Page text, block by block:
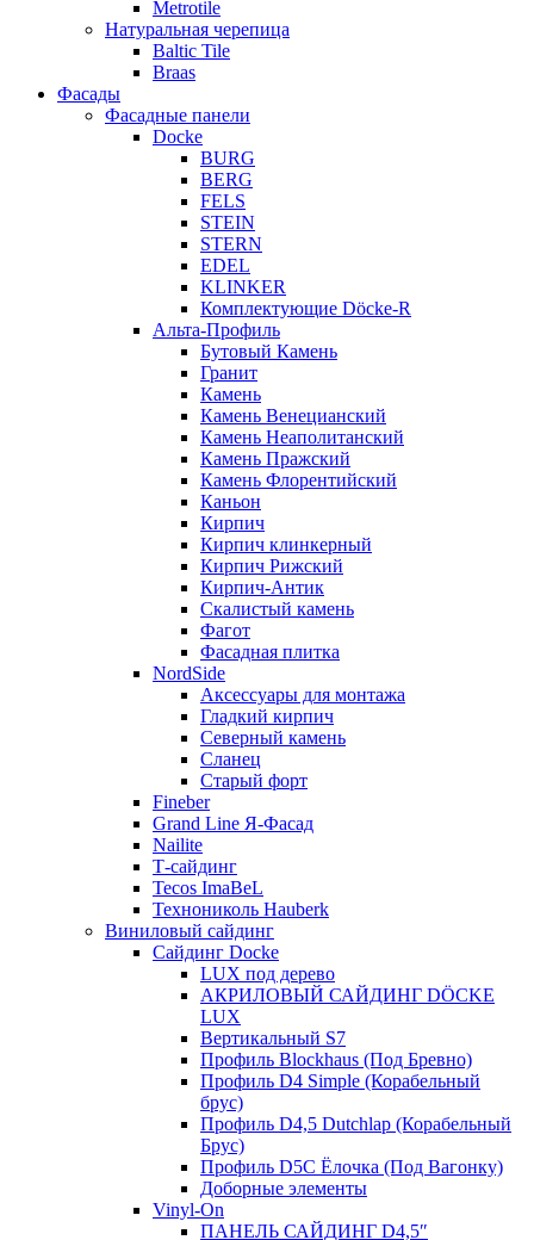
Metrotile
Натуральная черепица
Baltic Tile
Braas
Фасады
Фасадные панели
Docke
BURG
BERG
FELS
STEIN
STERN
EDEL
KLINKER
Комплектующие Döcke-R
Альта-Профиль
Бутовый Камень
Гранит
Камень
Камень Венецианский
Камень Неаполитанский
Камень Пражский
Камень Флорентийский
Каньон
Кирпич
Кирпич клинкерный
Кирпич Рижский
Кирпич-Антик
Скалистый камень
Фагот
Фасадная плитка
NordSide
Аксессуары для монтажа
Гладкий кирпич
Северный камень
Сланец
Старый форт
Fineber
Grand Line Я-Фасад
Nailite
Т-сайдинг
Tecos ImaBeL
Технониколь Hauberk
Виниловый сайдинг
Сайдинг Docke
LUX под дерево
АКРИЛОВЫЙ САЙДИНГ DÖCKE
LUX
Вертикальный S7
Профиль Blockhaus (Под Бревно)
Профиль D4 Simple (Корабельный
брус)
Профиль D4,5 Dutchlap (Корабельный
Брус)
Профиль D5C Ёлочка (Под Вагонку)
Доборные элементы
Vinyl-On
ПАНЕЛЬ САЙДИНГ D4,5″